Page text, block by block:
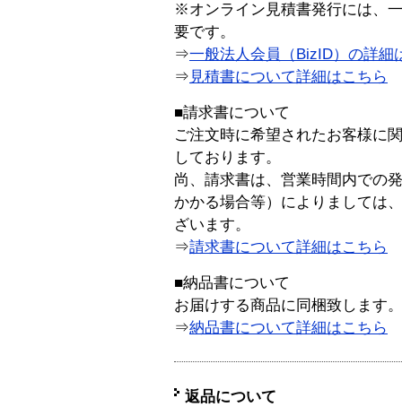
※オンライン見積書発行には、
要です。
⇒一般法人会員（BizID）の詳細
⇒ 見積書について詳細はこちら
■請求書について
ご注文時に希望されたお客様に
しております。
尚、請求書は、営業時間内での
かかる場合等）によりましては
ざいます。
⇒請求書について詳細はこちら
■納品書について
お届けする商品に同梱致します。
⇒納品書について詳細はこちら
返品について